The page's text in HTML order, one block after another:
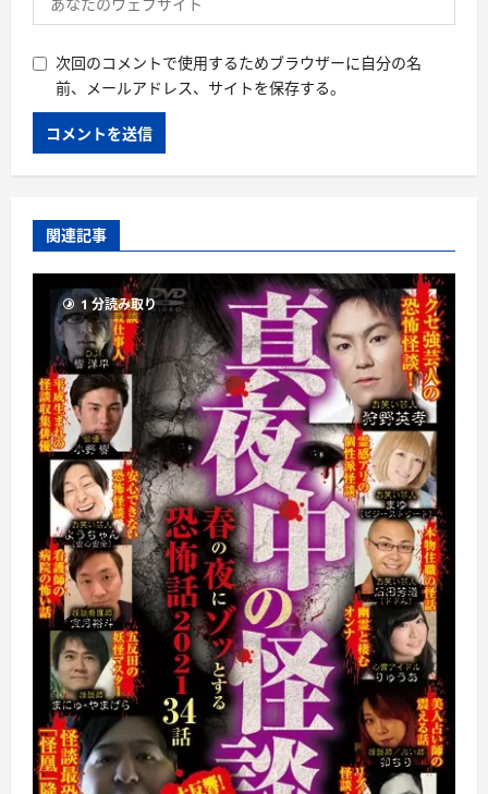
次回のコメントで使用するためブラウザーに自分の名
前、メールアドレス、サイトを保存する。
関連記事
1 分読み取り